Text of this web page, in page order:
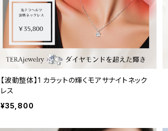
【波動整体】1 カラットの輝くモアサナイトネック
レス
¥35,800